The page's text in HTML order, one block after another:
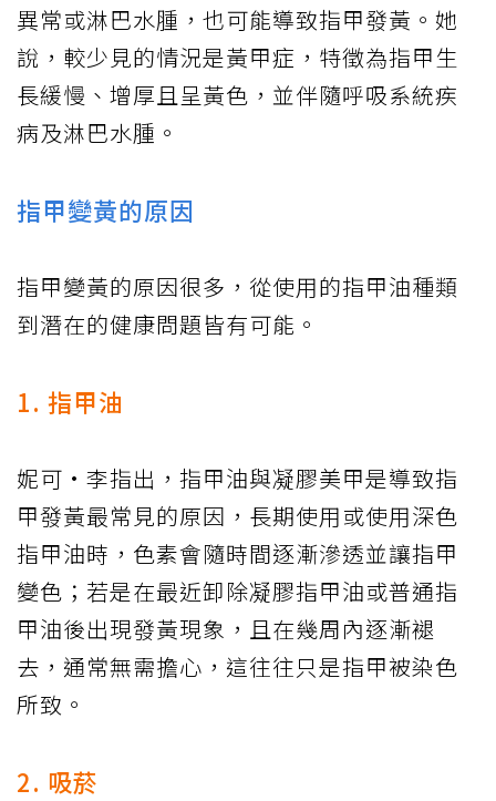
異常或淋巴水腫，也可能導致指甲發黃。她
說，較少見的情況是黃甲症，特徵為指甲生
長緩慢、增厚且呈黃色，並伴隨呼吸系統疾
病及淋巴水腫。
指甲變黃的原因
指甲變黃的原因很多，從使用的指甲油種類
到潛在的健康問題皆有可能。
1. 指甲油
妮可·李指出，指甲油與凝膠美甲是導致指
甲發黃最常見的原因，長期使用或使用深色
指甲油時，色素會隨時間逐漸滲透並讓指甲
變色；若是在最近卸除凝膠指甲油或普通指
甲油後出現發黃現象，且在幾周內逐漸褪
去，通常無需擔心，這往往只是指甲被染色
所致。
2. 吸菸